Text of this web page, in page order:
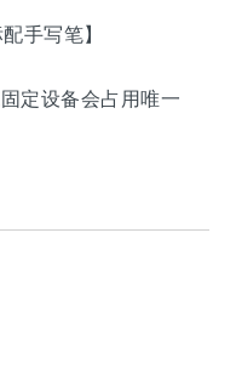
手写笔】
定设备会占用唯一